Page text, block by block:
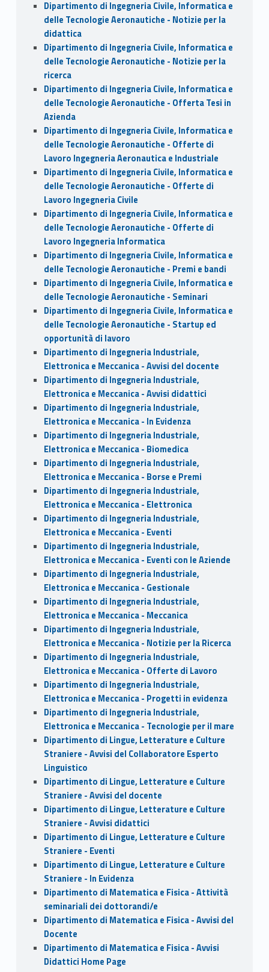
Dipartimento di Ingegneria Civile, Informatica e
delle Tecnologie Aeronautiche - Notizie per la
didattica
Dipartimento di Ingegneria Civile, Informatica e
delle Tecnologie Aeronautiche - Notizie per la
ricerca
Dipartimento di Ingegneria Civile, Informatica e
delle Tecnologie Aeronautiche - Offerta Tesi in
Azienda
Dipartimento di Ingegneria Civile, Informatica e
delle Tecnologie Aeronautiche - Offerte di
Lavoro Ingegneria Aeronautica e Industriale
Dipartimento di Ingegneria Civile, Informatica e
delle Tecnologie Aeronautiche - Offerte di
Lavoro Ingegneria Civile
Dipartimento di Ingegneria Civile, Informatica e
delle Tecnologie Aeronautiche - Offerte di
Lavoro Ingegneria Informatica
Dipartimento di Ingegneria Civile, Informatica e
delle Tecnologie Aeronautiche - Premi e bandi
Dipartimento di Ingegneria Civile, Informatica e
delle Tecnologie Aeronautiche - Seminari
Dipartimento di Ingegneria Civile, Informatica e
delle Tecnologie Aeronautiche - Startup ed
opportunità di lavoro
Dipartimento di Ingegneria Industriale,
Elettronica e Meccanica - Avvisi del docente
Dipartimento di Ingegneria Industriale,
Elettronica e Meccanica - Avvisi didattici
Dipartimento di Ingegneria Industriale,
Elettronica e Meccanica - In Evidenza
Dipartimento di Ingegneria Industriale,
Elettronica e Meccanica - Biomedica
Dipartimento di Ingegneria Industriale,
Elettronica e Meccanica - Borse e Premi
Dipartimento di Ingegneria Industriale,
Elettronica e Meccanica - Elettronica
Dipartimento di Ingegneria Industriale,
Elettronica e Meccanica - Eventi
Dipartimento di Ingegneria Industriale,
Elettronica e Meccanica - Eventi con le Aziende
Dipartimento di Ingegneria Industriale,
Elettronica e Meccanica - Gestionale
Dipartimento di Ingegneria Industriale,
Elettronica e Meccanica - Meccanica
Dipartimento di Ingegneria Industriale,
Elettronica e Meccanica - Notizie per la Ricerca
Dipartimento di Ingegneria Industriale,
Elettronica e Meccanica - Offerte di Lavoro
Dipartimento di Ingegneria Industriale,
Elettronica e Meccanica - Progetti in evidenza
Dipartimento di Ingegneria Industriale,
Elettronica e Meccanica - Tecnologie per il mare
Dipartimento di Lingue, Letterature e Culture
Straniere - Avvisi del Collaboratore Esperto
Linguistico
Dipartimento di Lingue, Letterature e Culture
Straniere - Avvisi del docente
Dipartimento di Lingue, Letterature e Culture
Straniere - Avvisi didattici
Dipartimento di Lingue, Letterature e Culture
Straniere - Eventi
Dipartimento di Lingue, Letterature e Culture
Straniere - In Evidenza
Dipartimento di Matematica e Fisica - Attività
seminariali dei dottorandi/e
Dipartimento di Matematica e Fisica - Avvisi del
Docente
Dipartimento di Matematica e Fisica - Avvisi
Didattici Home Page